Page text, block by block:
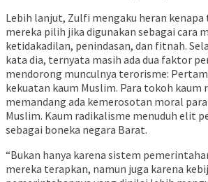
Lebih lanjut, Zulfi mengaku heran
mereka pilih jika digunakan sebagai cara
ketidakadilan, penindasan, dan fitnah.
kata dia, ternyata masih ada dua faktor
mendorong munculnya terorisme:
kekuatan kaum Muslim. Para tokoh kaum
memandang ada kemerosotan moral
Muslim. Kaum radikalisme menuduh elit
sebagai boneka negara Barat.
“Bukan hanya karena sistem
mereka terapkan, namun juga karena